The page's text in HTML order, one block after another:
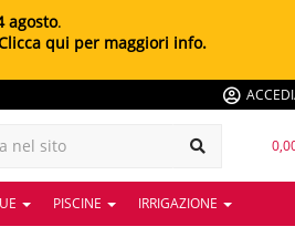
agosto.
qui per maggiori info.
PISCINE IRRIGAZIONE